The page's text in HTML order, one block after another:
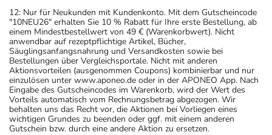
12: Nur für Neukunden mit Kundenkonto. Mit dem Gutscheincode
"10NEU26" erhalten Sie 10 % Rabatt für Ihre erste Bestellung, ab
einem Mindestbestellwert von 49 € (Warenkorbwert). Nicht
anwendbar auf rezeptpflichtige Artikel, Bücher,
Säuglingsanfangsnahrung und Versandkosten sowie bei
Bestellungen über Vergleichsportale. Nicht mit anderen
Aktionsvorteilen (ausgenommen Coupons) kombinierbar und nur
einzulösen unter www.aponeo.de oder in der APONEO App. Nach
Eingabe des Gutscheincodes im Warenkorb, wird der Wert des
Vorteils automatisch vom Rechnungsbetrag abgezogen. Wir
behalten uns das Recht vor, die Aktionen bei Vorliegen eines
wichtigen Grundes zu beenden oder ggf. mit einem anderen
Gutschein bzw. durch eine andere Aktion zu ersetzen.